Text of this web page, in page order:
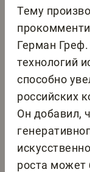
Тему
Герман
технологий
способно
российских
Он добавил,
роста